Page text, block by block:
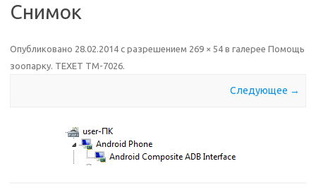
Снимок
Опубликовано 28.02.2014 с разрешением 269 × 54 в галерее Помощь
зоопарку. TEXET TM-7026.
Следующее →